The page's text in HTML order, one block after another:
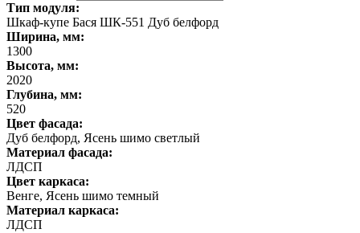
Тип модуля:
Шкаф-купе Бася ШК-551 Дуб белфорд
Ширина, мм:
1300
Высота, мм:
2020
Глубина, мм:
520
Цвет фасада:
Дуб белфорд, Ясень шимо светлый
Материал фасада:
ЛДСП
Цвет каркаса:
Венге, Ясень шимо темный
Материал каркаса:
ЛДСП